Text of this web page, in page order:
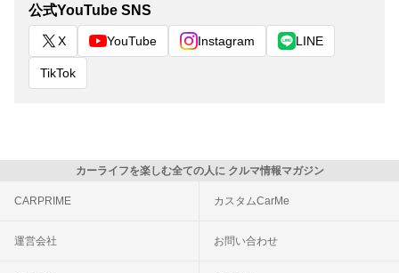
公式YouTube SNS
X YouTube Instagram LINE
TikTok
カーライフを楽しむ全ての人に クルマ情報マガジン
CARPRIME カスタムCarMe
運営会社 お問い合わせ